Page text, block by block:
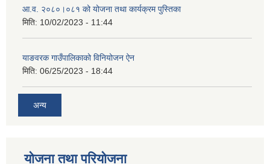
आ.व. २०८०।०८१ को योजना तथा कार्यक्रम पुस्तिका
मिति: 10/02/2023 - 11:44
याङवरक गाउँपालिकाको विनियोजन ऐन
मिति: 06/25/2023 - 18:44
अन्य
योजना तथा परियोजना